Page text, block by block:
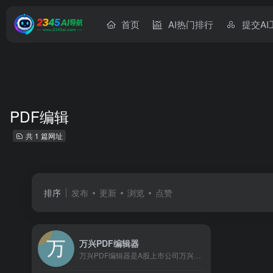
首页 AI热门排行 提交AI
PDF编辑
共 1 篇网址
排序 发布 更新 浏览 点赞
万兴PDF编辑器